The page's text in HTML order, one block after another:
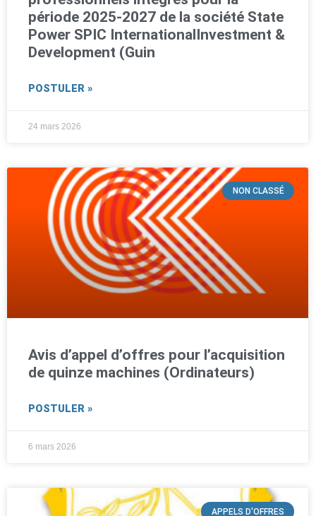
période 2025-2027 de la société State
Power SPIC InternationalInvestment &
Development (Guin
POSTULER »
24 mars 2026
NON CLASSÉ
Avis d’appel d’offres pour l’acquisition
de quinze machines (Ordinateurs)
POSTULER »
6 mars 2026
APPELS D'OFFRES